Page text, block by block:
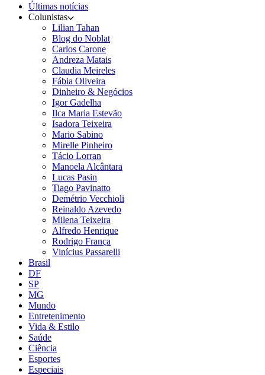
Últimas notícias
Colunistas
Lilian Tahan
Blog do Noblat
Carlos Carone
Andreza Matais
Claudia Meireles
Fábia Oliveira
Dinheiro & Negócios
Igor Gadelha
Ilca Maria Estevão
Isadora Teixeira
Mario Sabino
Mirelle Pinheiro
Tácio Lorran
Manoela Alcântara
Lucas Pasin
Tiago Pavinatto
Demétrio Vecchioli
Reinaldo Azevedo
Milena Teixeira
Alfredo Henrique
Rodrigo França
Vinícius Passarelli
Brasil
DF
SP
MG
Mundo
Entretenimento
Vida & Estilo
Saúde
Ciência
Esportes
Especiais